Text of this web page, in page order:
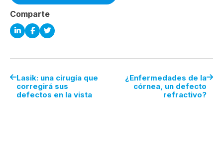
Comparte
Lasik: una cirugía que
corregirá sus
defectos en la vista
¿Enfermedades de la
córnea, un defecto
refractivo?